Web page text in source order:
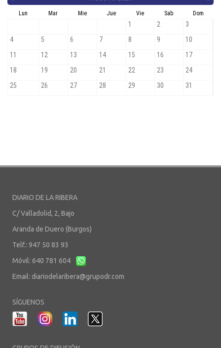
DIARIO DE LA RIBERA
C/ Valladolid, 2, Bajo
Aranda de Duero (Burgos)
Telf.: 947 50 83 93
Móvil: 640 781 604
Email: diariodelaribera@grupodr.com
SÍGUENOS